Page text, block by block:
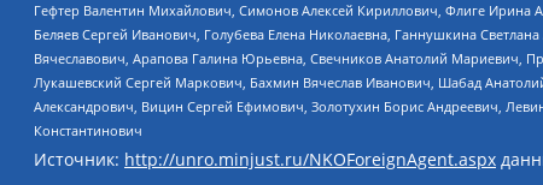
Гефтер Валентин Михайлович, Симонов Алексей Кириллович, Флиге Ирина
Беляев Сергей Иванович, Голубева Елена Николаевна, Ганнушкина
Вячеславович, Арапова Галина Юрьевна, Свечников Анатолий Мариевич,
Лукашевский Сергей Маркович, Бахмин Вячеслав Иванович, Шабад
Александрович, Вицин Сергей Ефимович, Золотухин Борис Андреевич,
Константинович
Источник: http://unro.minjust.ru/NKOForeignAgent.aspx